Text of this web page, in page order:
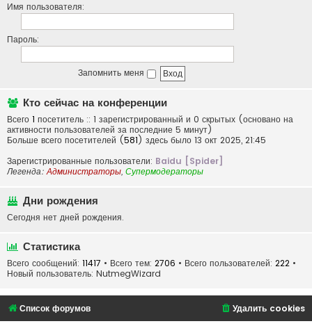
Имя пользователя:
Пароль:
Запомнить меня
Кто сейчас на конференции
Всего 1 посетитель :: 1 зарегистрированный и 0 скрытых (основано на
активности пользователей за последние 5 минут)
Больше всего посетителей (581) здесь было 13 окт 2025, 21:45
Зарегистрированные пользователи: Baidu [Spider]
Легенда:Администраторы, Супермодераторы
Дни рождения
Сегодня нет дней рождения.
Статистика
Всего сообщений: 11417 • Всего тем: 2706 • Всего пользователей: 222 •
Новый пользователь: NutmegWizard
Список форумов Удалить cookies